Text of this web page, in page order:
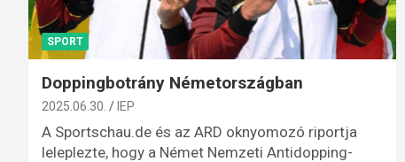
SPORT
Doppingbotrány Németországban
2025.06.30. IEP
A Sportschau.de és az ARD oknyomozó riportja
leleplezte, hogy a Német Nemzeti Antidopping-